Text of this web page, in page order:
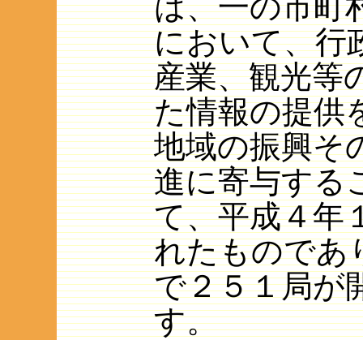
は、一の市町
において、行
産業、観光等
た情報の提供
地域の振興そ
進に寄与する
て、平成４年
れたものであ
で２５１局が
す。